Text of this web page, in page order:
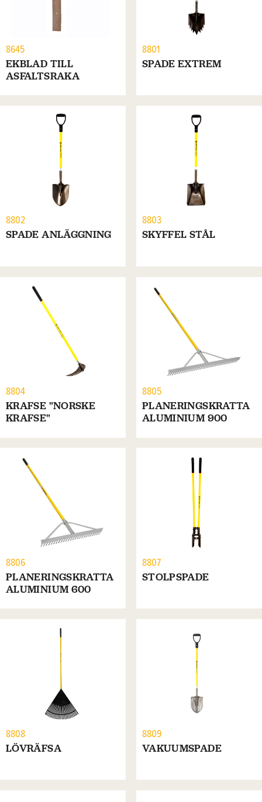
8645
EKBLAD TILL
ASFALTSRAKA
8801
SPADE EXTREM
8802
SPADE ANLÄGGNING
8803
SKYFFEL STÅL
8804
KRAFSE "NORSKE
KRAFSE"
8805
PLANERINGSKRATTA
ALUMINIUM 900
8806
PLANERINGSKRATTA
ALUMINIUM 600
8807
STOLPSPADE
8808
LÖVRÄFSA
8809
VAKUUMSPADE